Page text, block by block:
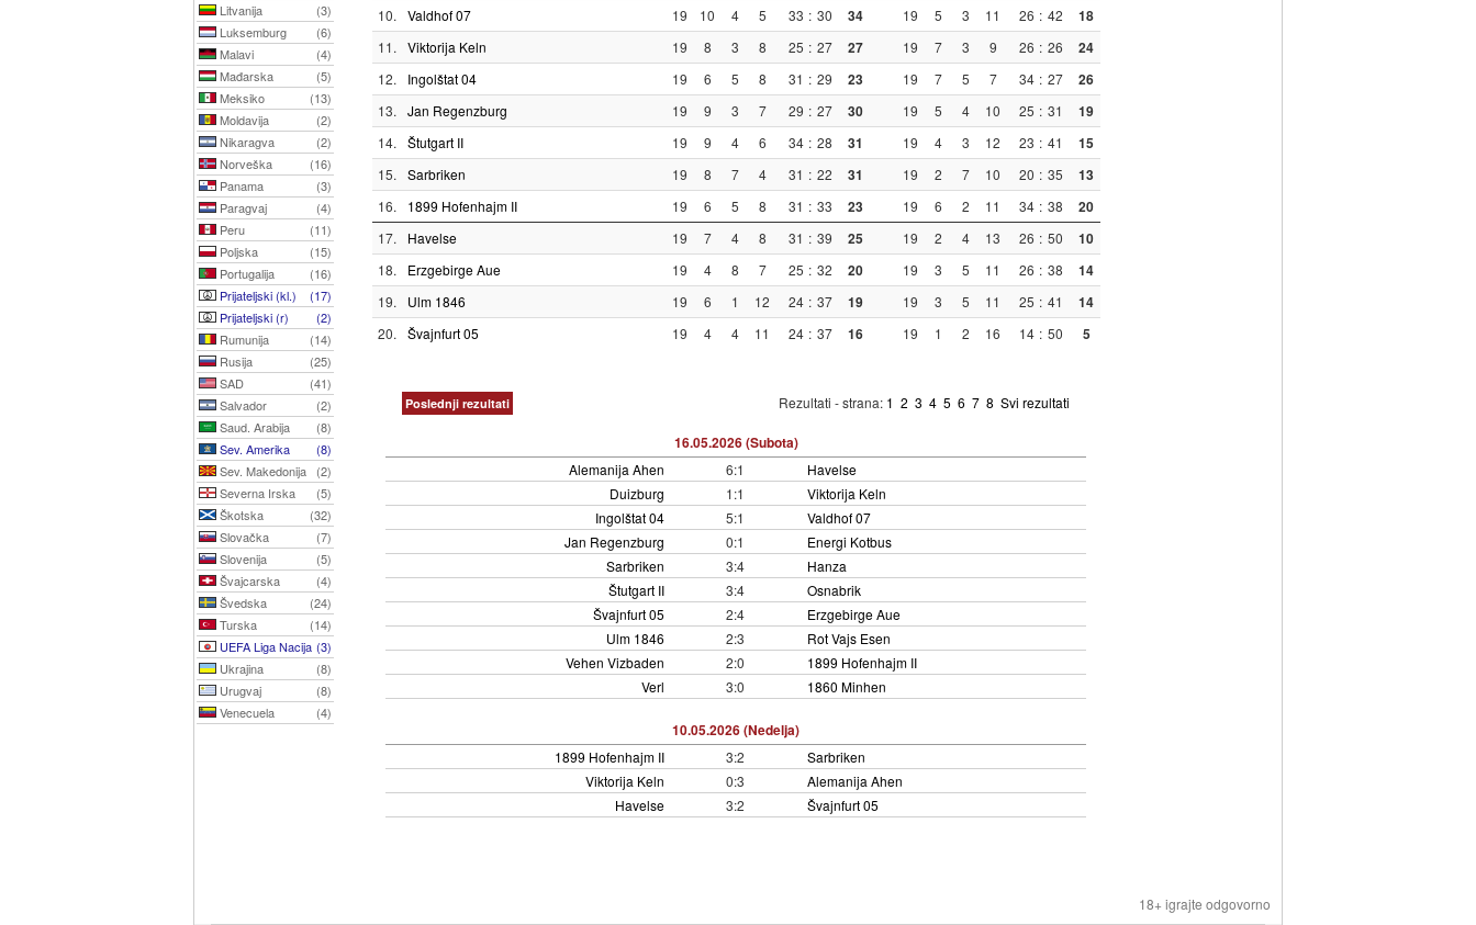
Litvanija
(3)
Luksemburg
(6)
Malavi
(4)
Mađarska
(5)
Meksiko
(13)
Moldavija
(2)
Nikaragva
(2)
Norveška
(16)
Panama
(3)
Paragvaj
(4)
Peru
(11)
Poljska
(15)
Portugalija
(16)
Prijateljski (kl.)
(17)
Prijateljski (r)
(2)
Rumunija
(14)
Rusija
(25)
SAD
(41)
Salvador
(2)
Saud. Arabija
(8)
Sev. Amerika
(8)
Sev. Makedonija
(2)
Severna Irska
(5)
Škotska
(32)
Slovačka
(7)
Slovenija
(5)
Švajcarska
(4)
Švedska
(24)
Turska
(14)
UEFA Liga Nacija (3)
Ukrajina
(8)
Urugvaj
(8)
Venecuela
(4)
10. Valdhof 07 19 10 4 5 33 : 30 34 19 5 3 11 26 : 42 18
11. Viktorija Keln 19 8 3 8 25 : 27 27 19 7 3 9 26 : 26 24
12. Ingolštat 04 19 6 5 8 31 : 29 23 19 7 5 7 34 : 27 26
13. Jan Regenzburg 19 9 3 7 29 : 27 30 19 5 4 10 25 : 31 19
14. Štutgart II 19 9 4 6 34 : 28 31 19 4 3 12 23 : 41 15
15. Sarbriken 19 8 7 4 31 : 22 31 19 2 7 10 20 : 35 13
16. 1899 Hofenhajm II 19 6 5 8 31 : 33 23 19 6 2 11 34 : 38 20
17. Havelse 19 7 4 8 31 : 39 25 19 2 4 13 26 : 50 10
18. Erzgebirge Aue 19 4 8 7 25 : 32 20 19 3 5 11 26 : 38 14
19. Ulm 1846 19 6 1 12 24 : 37 19 19 3 5 11 25 : 41 14
20. Švajnfurt 05 19 4 4 11 24 : 37 16 19 1 2 16 14 : 50 5
Poslednji rezultati Rezultati - strana: 1 2 3 4 5 6 7 8 Svi rezultati
16.05.2026 (Subota)
Alemanija Ahen 6:1
Havelse
Duizburg
1:1
Viktorija Keln
Ingolštat 04
5:1
Valdhof 07
Jan Regenzburg
0:1
Energi Kotbus
Sarbriken
3:4
Hanza
Štutgart II
3:4
Osnabrik
Švajnfurt 05
2:4
Erzgebirge Aue
Ulm 1846
2:3
Rot Vajs Esen
Vehen Vizbaden
2:0
1899 Hofenhajm II
Verl
3:0 1860 Minhen
10.05.2026 (Nedelja)
1899 Hofenhajm II 3:2
Sarbriken
Viktorija Keln
0:3
Alemanija Ahen
Havelse
3:2 Švajnfurt 05
18+ igrajte odgovorno